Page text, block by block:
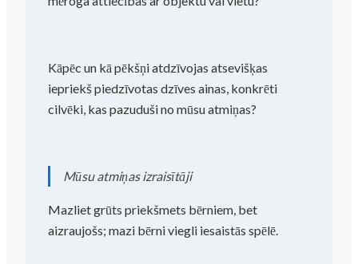
Kāpēc un kā pēkšņi atdzīvojas atsevišķas
iepriekš piedzīvotas dzīves ainas, konkrēti
cilvēki, kas pazuduši no mūsu atmiņas?
Mūsu atmiņas izraisītāji
Mazliet grūts priekšmets bērniem, bet
aizraujošs; mazi bērni viegli iesaistās spēlē.